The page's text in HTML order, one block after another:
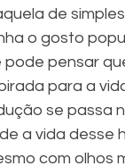
de
o gosto
pensar
para a
se passa
a vida desse
com olhos